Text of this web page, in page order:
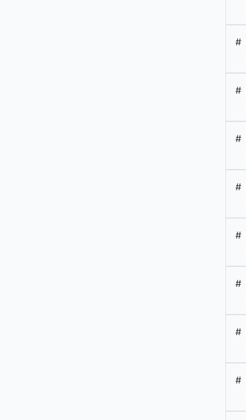
#
#
#
#
#
#
#
#